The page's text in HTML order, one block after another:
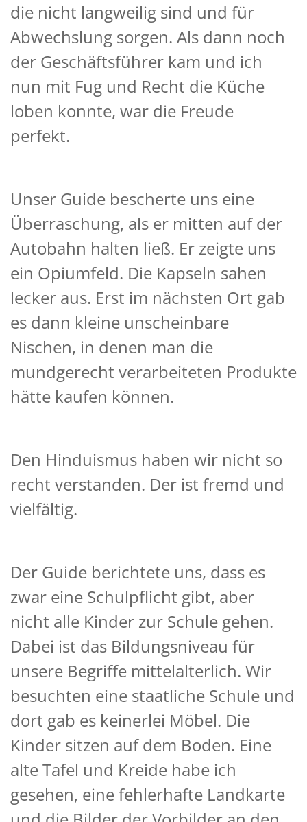
die nicht langweilig sind und für
Abwechslung sorgen. Als dann noch
der Geschäftsführer kam und ich
nun mit Fug und Recht die Küche
loben konnte, war die Freude
perfekt.
Unser Guide bescherte uns eine
Überraschung, als er mitten auf der
Autobahn halten ließ. Er zeigte uns
ein Opiumfeld. Die Kapseln sahen
lecker aus. Erst im nächsten Ort gab
es dann kleine unscheinbare
Nischen, in denen man die
mundgerecht verarbeiteten Produkte
hätte kaufen können.
Den Hinduismus haben wir nicht so
recht verstanden. Der ist fremd und
vielfältig.
Der Guide berichtete uns, dass es
zwar eine Schulpflicht gibt, aber
nicht alle Kinder zur Schule gehen.
Dabei ist das Bildungsniveau für
unsere Begriffe mittelalterlich. Wir
besuchten eine staatliche Schule und
dort gab es keinerlei Möbel. Die
Kinder sitzen auf dem Boden. Eine
alte Tafel und Kreide habe ich
gesehen, eine fehlerhafte Landkarte